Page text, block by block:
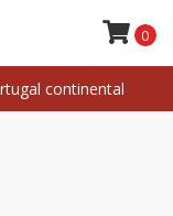
continental
0